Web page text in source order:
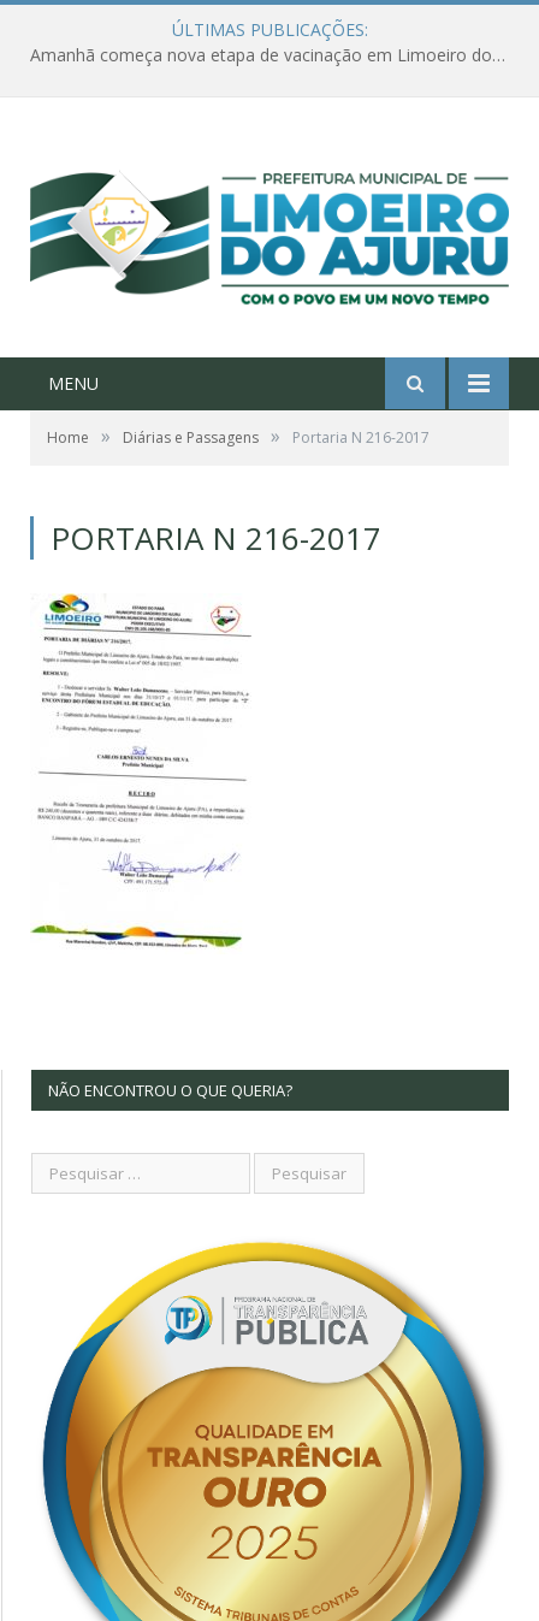
ÚLTIMAS PUBLICAÇÕES:
Amanhã começa nova etapa de vacinação em Limoeiro do Ajuru para idosos com 65 ou mais
MENU
Home » Diárias e Passagens » Portaria N 216-2017
PORTARIA N 216-2017
NÃO ENCONTROU O QUE QUERIA?